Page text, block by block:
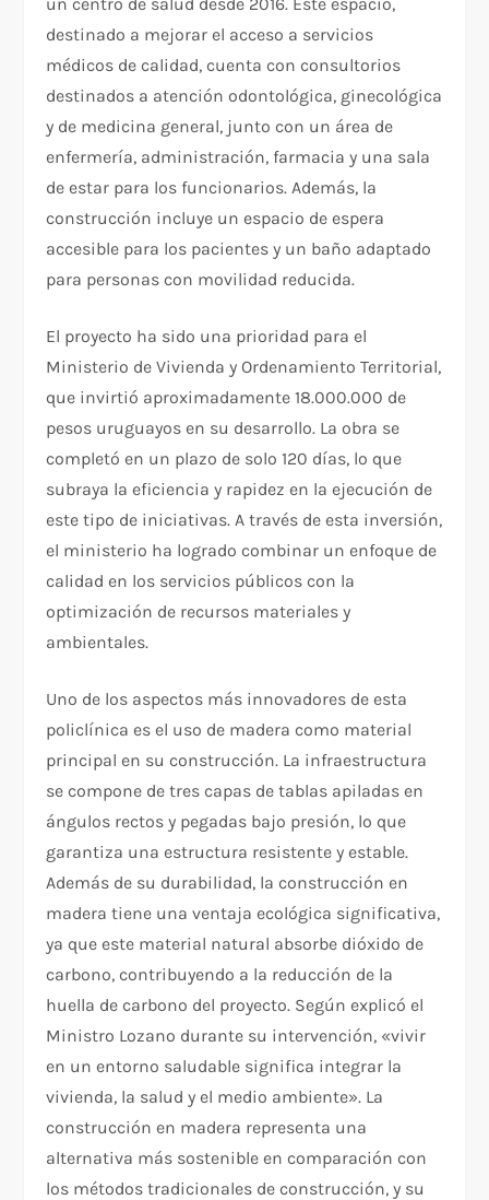
destinado a mejorar el acceso a servicios
médicos de calidad, cuenta con consultorios
destinados a atención odontológica, ginecológica
y de medicina general, junto con un área de
enfermería, administración, farmacia y una sala
de estar para los funcionarios. Además, la
construcción incluye un espacio de espera
accesible para los pacientes y un baño adaptado
para personas con movilidad reducida.
El proyecto ha sido una prioridad para el
Ministerio de Vivienda y Ordenamiento Territorial,
que invirtió aproximadamente 18.000.000 de
pesos uruguayos en su desarrollo. La obra se
completó en un plazo de solo 120 días, lo que
subraya la eficiencia y rapidez en la ejecución de
este tipo de iniciativas. A través de esta inversión,
el ministerio ha logrado combinar un enfoque de
calidad en los servicios públicos con la
optimización de recursos materiales y
ambientales.
Uno de los aspectos más innovadores de esta
policlínica es el uso de madera como material
principal en su construcción. La infraestructura
se compone de tres capas de tablas apiladas en
ángulos rectos y pegadas bajo presión, lo que
garantiza una estructura resistente y estable.
Además de su durabilidad, la construcción en
madera tiene una ventaja ecológica significativa,
ya que este material natural absorbe dióxido de
carbono, contribuyendo a la reducción de la
huella de carbono del proyecto. Según explicó el
Ministro Lozano durante su intervención, «vivir
en un entorno saludable significa integrar la
vivienda, la salud y el medio ambiente». La
construcción en madera representa una
alternativa más sostenible en comparación con
los métodos tradicionales de construcción, y su